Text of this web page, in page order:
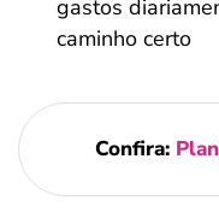
gastos
caminho certo
Confira: